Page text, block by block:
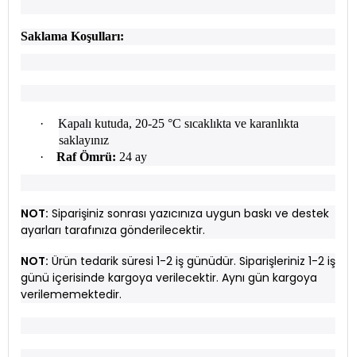
Saklama Koşulları:
·
Kapalı kutuda, 20-25 °C sıcaklıkta ve karanlıkta
saklayınız
·
Raf Ömrü: 24 ay
NOT: Siparişiniz sonrası yazıcınıza uygun baskı ve destek
ayarları tarafınıza gönderilecektir.
NOT: Ürün tedarik süresi 1-2 iş günüdür. Siparişleriniz 1-2 iş
günü içerisinde kargoya verilecektir. Aynı gün kargoya
verilememektedir.